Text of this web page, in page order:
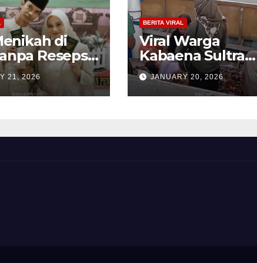
di
Resepsi,
Ini Bikin
21, 2026
BERITA VIRAL
Viral Warga
Kabaena Sultra
Sewa Kapal Rp 3
Juta Demi Dirujuk
ke RS
JANUARY 20, 2026